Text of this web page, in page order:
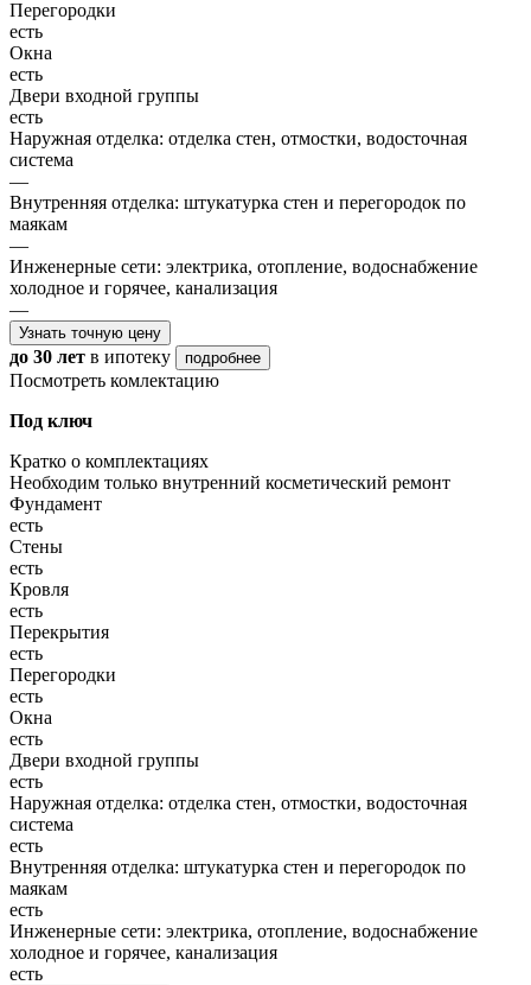
Перегородки
есть
Окна
есть
Двери входной группы
есть
Наружная отделка: отделка стен, отмостки, водосточная
система
—
Внутренняя отделка: штукатурка стен и перегородок по
маякам
—
Инженерные сети: электрика, отопление, водоснабжение
холодное и горячее, канализация
—
Узнать точную цену
до 30 лет в ипотеку подробнее
Посмотреть комлектацию
Под ключ
Кратко о комплектациях
Необходим только внутренний косметический ремонт
Фундамент
есть
Стены
есть
Кровля
есть
Перекрытия
есть
Перегородки
есть
Окна
есть
Двери входной группы
есть
Наружная отделка: отделка стен, отмостки, водосточная
система
есть
Внутренняя отделка: штукатурка стен и перегородок по
маякам
есть
Инженерные сети: электрика, отопление, водоснабжение
холодное и горячее, канализация
есть